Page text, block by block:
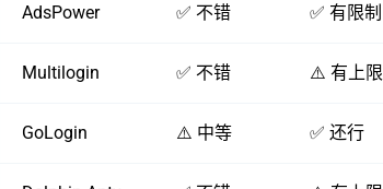
AdsPower ✅ 不错 ✅ 有限制
Multilogin ✅ 不错 ⚠️ 有上限
GoLogin ⚠️ 中等 ✅ 还行